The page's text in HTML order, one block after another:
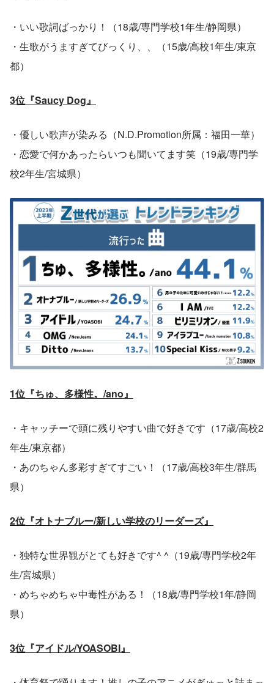
・いい歌詞ばっかり！（18歳/専門学校1年生/静岡県）
・生歌がうますぎてびっくり、、（15歳/高校1年生/東京
都）
3位『Saucy Dog』
・優しい歌声が染みる（N.D.Promotion所属：福田一華）
・恋愛で何かあったらいつも聞いてます笑（19歳/専門学
校2年生/宮城県）
1位『ちゅ、多様性。/ano』
・キャッチーで頭に残りやすい曲で好きです（17歳/高校2
年生/東京都）
・あのちゃん多彩すぎてすごい！（17歳/高校3年生/群馬
県）
2位『オトナブルー/新しい学校のリーダーズ』
・独特な世界観がとても好きです^ ^（19歳/専門学校2年
生/宮城県）
・めちゃめちゃ中毒性がある！（18歳/専門学校1年/静岡
県）
3位『アイドル/YOASOBI』